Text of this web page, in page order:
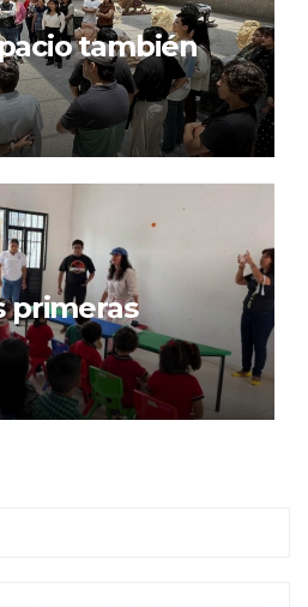
también
primeras